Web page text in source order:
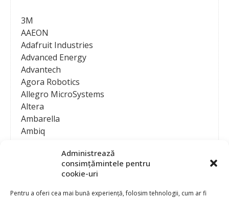
Administrează
consimțămintele pentru
cookie-uri
Pentru a oferi cea mai bună experiență, folosim tehnologii, cum ar fi
3M
AAEON
Adafruit Industries
Advanced Energy
Advantech
Agora Robotics
Allegro MicroSystems
Altera
Ambarella
Ambiq
Analog Devices
Anritsu Corporation
Ansys